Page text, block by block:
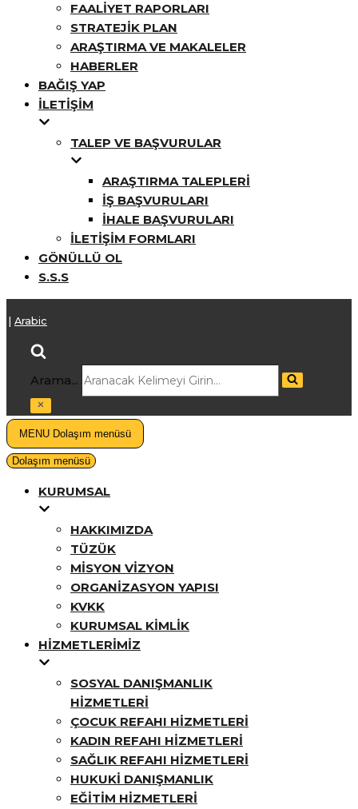
FAALIYET RAPORLARI
STRATEJIK PLAN
ARAŞTIRMA VE MAKALELER
HABERLER
BAĞIŞ YAP
İLETIŞIM
TALEP VE BAŞVURULAR
ARAŞTIRMA TALEPLERI
İŞ BAŞVURULARI
İHALE BAŞVURULARI
İLETIŞIM FORMLARI
GÖNÜLLÜ OL
S.S.S
Arabic
Arama...
MENU Dolaşım menüsü
Dolaşım menüsü
KURUMSAL
HAKKIMIZDA
TÜZÜK
MISYON VIZYON
ORGANIZASYON YAPISI
KVKK
KURUMSAL KIMLIK
HIZMETLERIMIZ
SOSYAL DANIŞMANLIK
HIZMETLERI
ÇOCUK REFAHI HIZMETLERI
KADIN REFAHI HIZMETLERI
SAĞLIK REFAHI HIZMETLERI
HUKUKI DANIŞMANLIK
EĞITIM HIZMETLERI